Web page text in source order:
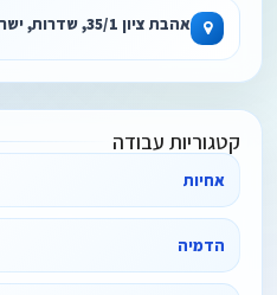
אהבת ציון 35/1, שדרות, ישראל
קטגוריות עבודה
אחיות
הדמיה